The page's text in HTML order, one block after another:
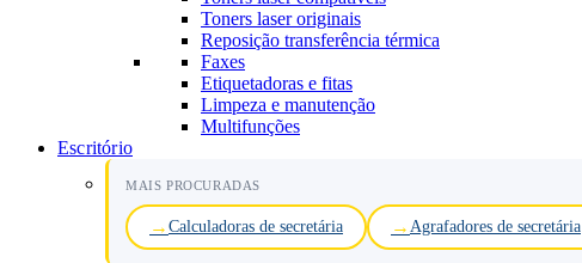
Toners laser originais
Reposição transferência térmica
Faxes
Etiquetadoras e fitas
Limpeza e manutenção
Multifunções
Escritório
MAIS PROCURADAS
Calculadoras de secretária Agrafadores de secretária